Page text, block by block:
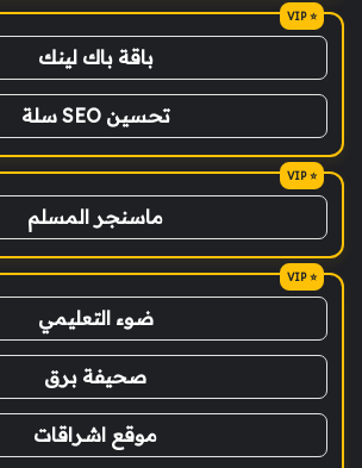
باقة باك لينك
تحسين SEO سلة
ماسنجر المسلم
ضوء التعليمي
صحيفة برق
موقع اشراقات